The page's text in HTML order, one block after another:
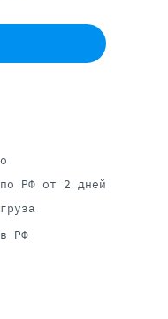
по РФ от 2 дней
РФ